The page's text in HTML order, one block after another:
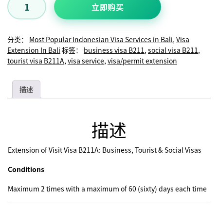
立即购买
分类： Most Popular Indonesian Visa Services in Bali, Visa
Extension In Bali 标签： business visa B211, social visa B211,
tourist visa B211A, visa service, visa/permit extension
描述
描述
Extension of Visit Visa B211A: Business, Tourist & Social Visas
Conditions
Maximum 2 times with a maximum of 60 (sixty) days each time